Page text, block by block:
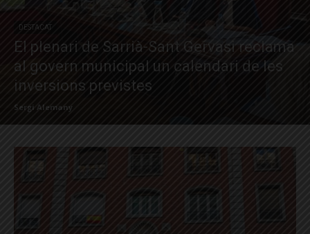
DESTACAT
El plenari de Sarrià-Sant Gervasi reclama
al govern municipal un calendari de les
inversions previstes
Sergi Alemany